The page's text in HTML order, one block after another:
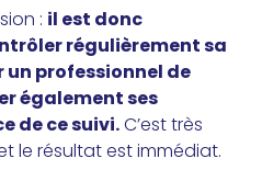
: il est donc
régulièrement sa
professionnel de
également ses
de ce suivi.C’est très
le résultat est immédiat.